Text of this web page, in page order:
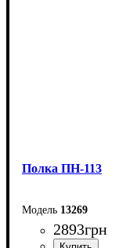
Полка ПН-113
13269
2893грн